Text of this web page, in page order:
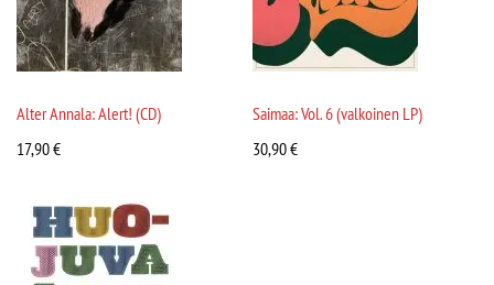
Alter Annala: Alert! (CD)
17,90€
Saimaa: Vol. 6 (valkoinen LP)
30,90€